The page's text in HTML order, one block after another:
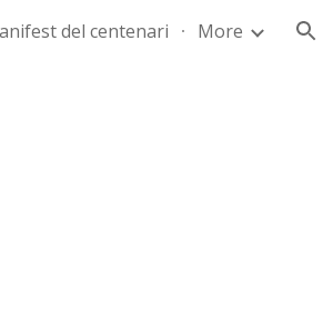
del centenari More